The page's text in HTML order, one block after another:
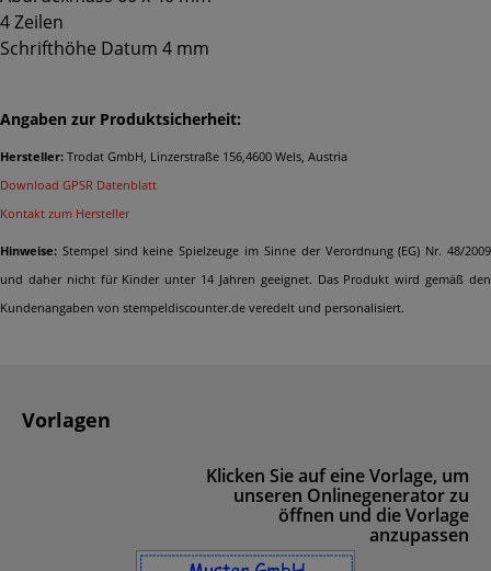
4 Zeilen
Schrifthöhe Datum 4 mm
Angaben zur Produktsicherheit:
Hersteller: Trodat GmbH, Linzerstraße 156,4600 Wels, Austria
Download GPSR Datenblatt
Kontakt zum Hersteller
Hinweise: Stempel sind keine Spielzeuge im Sinne der Verordnung (EG) Nr. 48/2009
und daher nicht für Kinder unter 14 Jahren geeignet. Das Produkt wird gemäß den
Kundenangaben von stempeldiscounter.de veredelt und personalisiert.
Vorlagen
Klicken Sie auf eine Vorlage, um
unseren Onlinegenerator zu
öffnen und die Vorlage
anzupassen